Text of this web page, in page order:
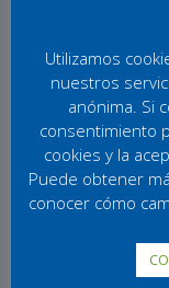
Advance
•Forum del VIII
Prostodoncia
XXX Curso
Médico Teknon
Utilizamos
nuestros
anónima. Si
consentimiento
cookies y la
Puede obtener
conocer cómo